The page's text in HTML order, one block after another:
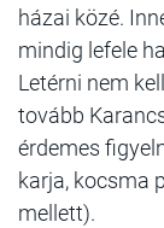
házai közé.
mindig lefele
Letérni nem
tovább
érdemes
karja, kocsma
mellett).